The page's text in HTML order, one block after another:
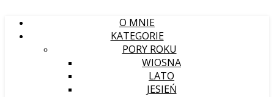
O MNIE
KATEGORIE
PORY ROKU
WIOSNA
LATO
JESIEŃ